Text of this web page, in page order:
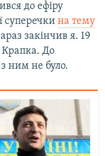
до ефіру
суперечки на тему
закінчив я. 19
До
з ним не було.